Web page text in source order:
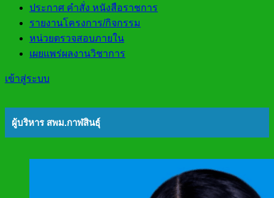
ประกาศ คำสั่ง หนังสือราชการ
รายงานโครงการ/กิจกรรม
หน่วยตรวจสอบภายใน
เผยแพร่ผลงานวิชาการ
เข้าสู่ระบบ
ผู้บริหาร สพม.กาฬสินธุ์